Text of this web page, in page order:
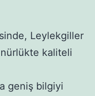
Leylekgiller
kaliteli
geniş bilgiyi